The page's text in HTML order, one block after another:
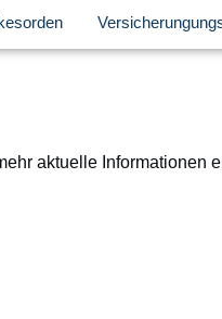
aktuelle Informationen